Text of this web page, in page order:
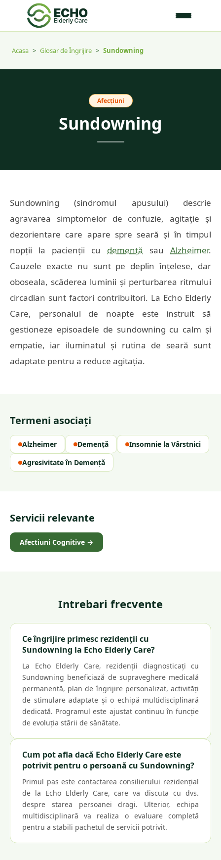
Acasa > Glosar de Îngrijire > Sundowning
Afecțiuni
Sundowning
Sundowning (sindromul apusului) descrie
agravarea simptomelor de confuzie, agitație și
dezorientare care apare spre seară și în timpul
nopții la pacienții cu demență sau Alzheimer.
Cauzele exacte nu sunt pe deplin înțelese, dar
oboseala, scăderea luminii și perturbarea ritmului
circadian sunt factori contribuitori. La Echo Elderly
Care, personalul de noapte este instruit să
gestioneze episoadele de sundowning cu calm și
empatie, iar iluminatul și rutina de seară sunt
adaptate pentru a reduce agitația.
Termeni asociați
Alzheimer Demență
Insomnie la Vârstnici
Agresivitate în Demență
Servicii relevante
Afectiuni Cognitive →
Intrebari frecvente
Ce îngrijire primesc rezidenții cu
Sundowning la Echo Elderly Care?
La Echo Elderly Care, rezidenții diagnosticați cu
Sundowning beneficiază de supraveghere medicală
permanentă, plan de îngrijire personalizat, activități
de stimulare adaptate și o echipă multidisciplinară
dedicată. Programul este ajustat continuu în funcție
de evoluția stării de sănătate.
Cum pot afla dacă Echo Elderly Care este
potrivit pentru o persoană cu Sundowning?
Primul pas este contactarea consilierului rezidențial
de la Echo Elderly Care, care va discuta cu dvs.
despre starea persoanei dragi. Ulterior, echipa
multidisciplinară va realiza o evaluare completă
pentru a stabili pachetul de servicii potrivit.